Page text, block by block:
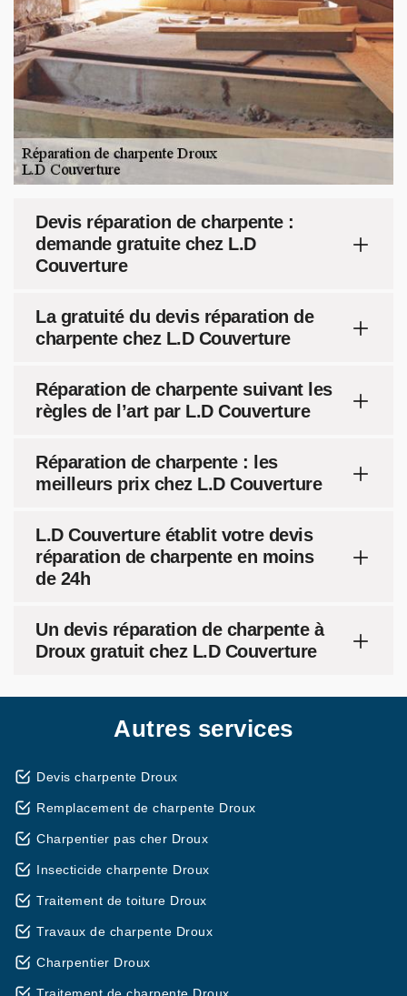
Devis réparation de charpente :
demande gratuite chez L.D
Couverture
La gratuité du devis réparation de
charpente chez L.D Couverture
Réparation de charpente suivant les
règles de l’art par L.D Couverture
Réparation de charpente : les
meilleurs prix chez L.D Couverture
L.D Couverture établit votre devis
réparation de charpente en moins
de 24h
Un devis réparation de charpente à
Droux gratuit chez L.D Couverture
Autres services
Devis charpente Droux
Remplacement de charpente Droux
Charpentier pas cher Droux
Insecticide charpente Droux
Traitement de toiture Droux
Travaux de charpente Droux
Charpentier Droux
Traitement de charpente Droux